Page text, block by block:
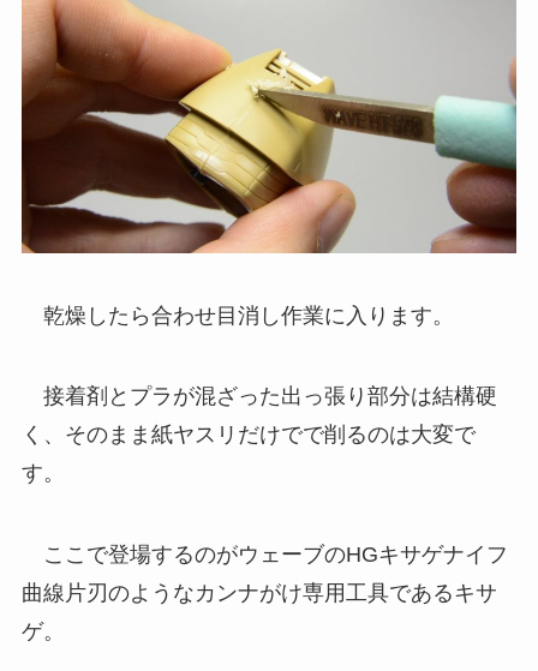
乾燥したら合わせ目消し作業に入ります。
接着剤とプラが混ざった出っ張り部分は結構硬
く、そのまま紙ヤスリだけでで削るのは大変で
す。
ここで登場するのがウェーブのHGキサゲナイフ
曲線片刃のようなカンナがけ専用工具であるキサ
ゲ。